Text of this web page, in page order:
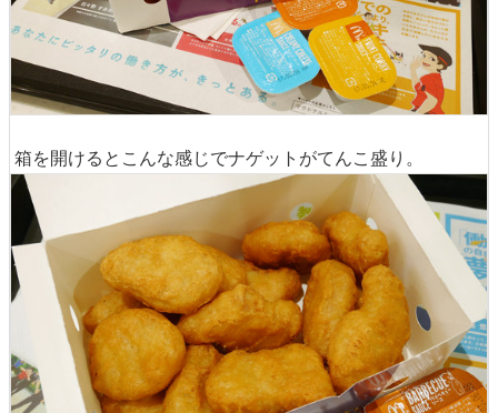
箱を開けるとこんな感じでナゲットがてんこ盛り。